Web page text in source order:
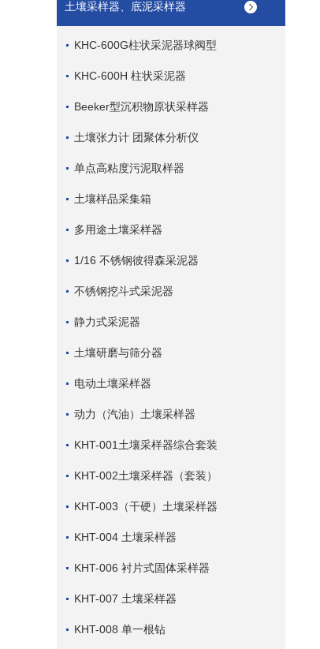
土壤采样器、底泥采样器
KHC-600G柱状采泥器球阀型
KHC-600H 柱状采泥器
Beeker型沉积物原状采样器
土壤张力计 团聚体分析仪
单点高粘度污泥取样器
土壤样品采集箱
多用途土壤采样器
1/16 不锈钢彼得森采泥器
不锈钢挖斗式采泥器
静力式采泥器
土壤研磨与筛分器
电动土壤采样器
动力（汽油）土壤采样器
KHT-001土壤采样器综合套装
KHT-002土壤采样器（套装）
KHT-003（干硬）土壤采样器
KHT-004 土壤采样器
KHT-006 衬片式固体采样器
KHT-007 土壤采样器
KHT-008 单一根钻